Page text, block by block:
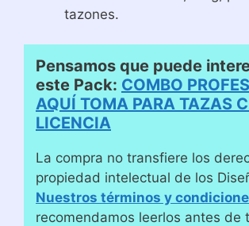
tazones.
Pensamos que puede
este Pack: COMBO
AQUÍ TOMA PARA TAZAS
LICENCIA
La compra no transfiere los
propiedad intelectual de los
Nuestros términos y
recomendamos leerlos antes de